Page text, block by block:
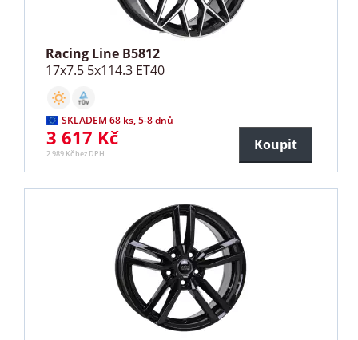
Racing Line B5812
17x7.5 5x114.3 ET40
SKLADEM 68 ks, 5-8 dnů
3 617 Kč
2 989 Kč bez DPH
Koupit